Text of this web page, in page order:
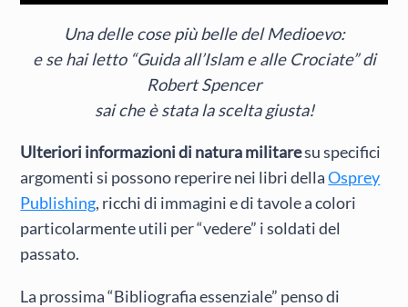
Una delle cose più belle del Medioevo:
e se hai letto “Guida all’Islam e alle Crociate” di
Robert Spencer
sai che è stata la scelta giusta!
Ulteriori informazioni di natura militaresu specifici
argomenti si possono reperire nei libri dellaOsprey
Publishing, ricchi di immagini e di tavole a colori
particolarmente utili per “vedere” i soldati del
passato.
La prossima “Bibliografia essenziale” penso di